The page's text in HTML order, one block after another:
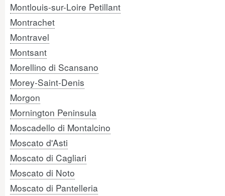
Montlouis-sur-Loire Petillant
Montrachet
Montravel
Montsant
Morellino di Scansano
Morey-Saint-Denis
Morgon
Mornington Peninsula
Moscadello di Montalcino
Moscato d'Asti
Moscato di Cagliari
Moscato di Noto
Moscato di Pantelleria